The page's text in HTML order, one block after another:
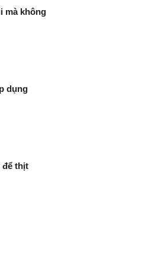
mà không
dụng
để thịt